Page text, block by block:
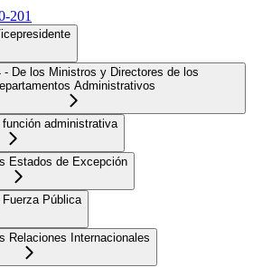
201
- De los Ministros y Directores de los
Administrativos
administrativa
Estados de Excepción
Pública
Relaciones Internacionales